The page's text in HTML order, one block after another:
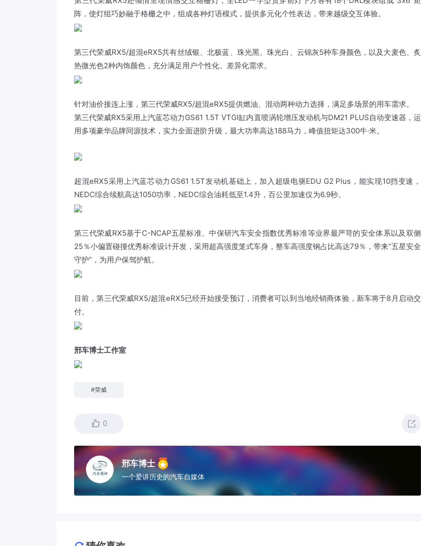
阵，使灯组巧妙融于格栅之中，组成各种灯语模式，提供多元化个性表达，带来越级交互体验。
第三代荣威RX5/超混eRX5共有丝绒银、北极蓝、珠光黑、珠光白、云锦灰5种车身颜色，以及大麦色、炙
热微光色2种内饰颜色，充分满足用户个性化、差异化需求。
针对油价接连上涨，第三代荣威RX5/超混eRX5提供燃油、混动两种动力选择，满足多场景的用车需求。
第三代荣威RX5采用上汽蓝芯动力GS61 1.5T VTGI缸内直喷涡轮增压发动机与DM21 PLUS自动变速器，运
用多项豪华品牌同源技术，实力全面进阶升级，最大功率高达188马力，峰值扭矩达300牛·米。
超混eRX5采用上汽蓝芯动力GS61 1.5T发动机基础上，加入超级电驱EDU G2 Plus，能实现10挡变速，
NEDC综合续航高达1050功率，NEDC综合油耗低至1.4升，百公里加速仅为6.9秒。
第三代荣威RX5基于C-NCAP五星标准、中保研汽车安全指数优秀标准等业界最严苛的安全体系以及双侧
25％小偏置碰撞优秀标准设计开发，采用超高强度笼式车身，整车高强度钢占比高达79％，带来“五星安全
守护”，为用户保驾护航。
目前，第三代荣威RX5/超混eRX5已经开始接受预订，消费者可以到当地经销商体验，新车将于8月启动交
付。
邢车博士工作室
#荣威
0
邢车博士
一个爱讲历史的汽车自媒体